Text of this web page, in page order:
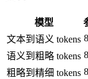
模型
文本到语义 tokens
语义到粗略 tokens
粗略到精细 tokens